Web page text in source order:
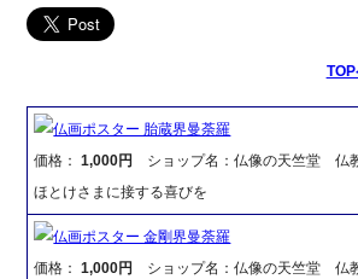
仏画ポスター 胎蔵界曼荼羅
価格：1,000円
ショップ名：仏像の天竺堂 仏
ほとけさまに接する喜びを
仏画ポスター 金剛界曼荼羅
価格：1,000円
ショップ名：仏像の天竺堂 仏